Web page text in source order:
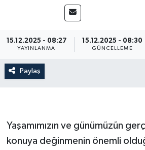
15.12.2025 - 08:27
YAYINLANMA
15.12.2025 - 08:30
GÜNCELLEME
Paylaş
Yaşamımızın ve günümüzün
konuya değinmenin önemli